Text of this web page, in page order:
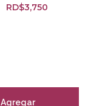
RD$3,750
Agregar